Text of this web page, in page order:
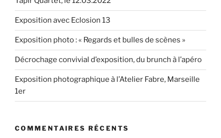
Exposition avec Eclosion 13
Exposition photo : « Regards et bulles de scènes »
Décrochage convivial d’exposition, du brunch à l’apéro
Exposition photographique à l’Atelier Fabre, Marseille
1er
COMMENTAIRES RÉCENTS